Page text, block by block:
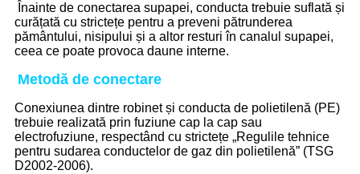
Înainte de conectarea supapei, conducta trebuie suflată și
curățată cu strictețe pentru a preveni pătrunderea
pământului, nisipului și a altor resturi în canalul supapei,
ceea ce poate provoca daune interne.
Metodă de conectare
Conexiunea dintre robinet și conducta de polietilenă (PE)
trebuie realizată prin fuziune cap la cap sau
electrofuziune, respectând cu strictețe „Regulile tehnice
pentru sudarea conductelor de gaz din polietilenă” (TSG
D2002-2006).